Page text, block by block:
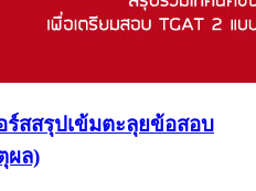
สสรุปเข้มตะลุยข้อสอบ
ผล)